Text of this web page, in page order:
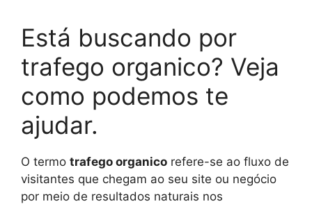
Está buscando por
trafego organico? Veja
como podemos te
ajudar.
O termo trafego organico refere-se ao fluxo de
visitantes que chegam ao seu site ou negócio
por meio de resultados naturais nos